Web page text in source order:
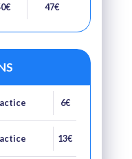
47€
6€
13€